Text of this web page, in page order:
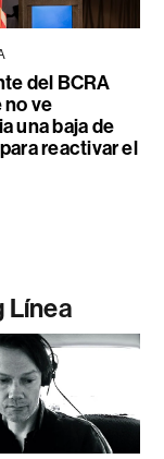
del BCRA
no ve
una baja de
reactivar el
Línea